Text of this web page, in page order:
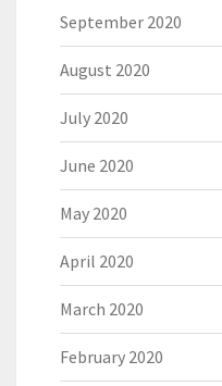
September 2020
August 2020
July 2020
June 2020
May 2020
April 2020
March 2020
February 2020